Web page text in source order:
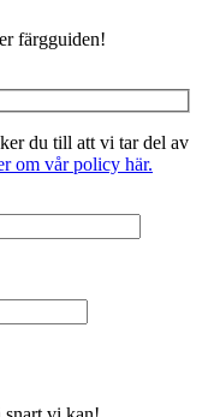
färgguiden!
du till att vi tar del av
om vår policy här.